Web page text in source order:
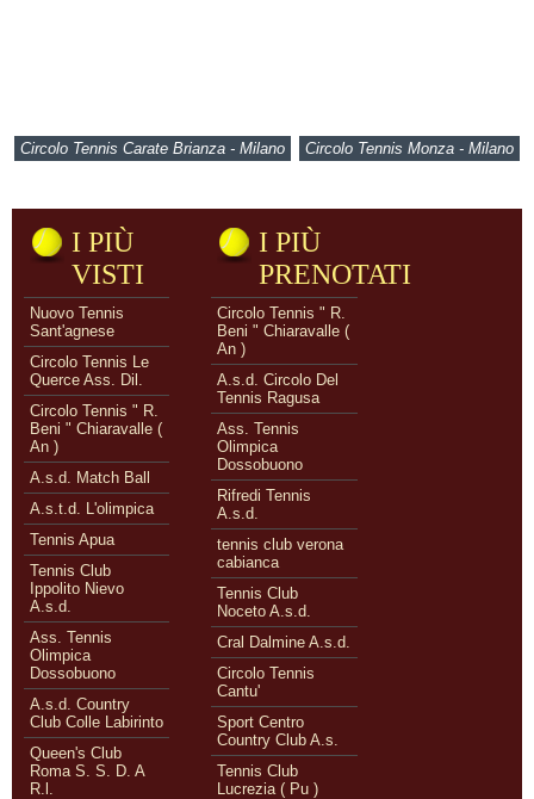
Circolo Tennis Carate Brianza - Milano Circolo Tennis Monza - Milano
I PIÙ
VISTI
Nuovo Tennis
Sant'agnese
Circolo Tennis Le
Querce Ass. Dil.
Circolo Tennis " R.
Beni " Chiaravalle (
An )
A.s.d. Match Ball
A.s.t.d. L'olimpica
Tennis Apua
Tennis Club
Ippolito Nievo
A.s.d.
Ass. Tennis
Olimpica
Dossobuono
A.s.d. Country
Club Colle Labirinto
Queen's Club
Roma S. S. D. A
R.l.
I PIÙ
PRENOTATI
Circolo Tennis " R.
Beni " Chiaravalle (
An )
A.s.d. Circolo Del
Tennis Ragusa
Ass. Tennis
Olimpica
Dossobuono
Rifredi Tennis
A.s.d.
tennis club verona
cabianca
Tennis Club
Noceto A.s.d.
Cral Dalmine A.s.d.
Circolo Tennis
Cantu'
Sport Centro
Country Club A.s.
Tennis Club
Lucrezia ( Pu )